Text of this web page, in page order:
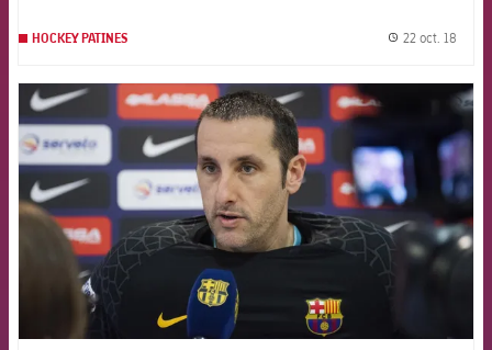
HOCKEY PATINES 22 oct. 18
FCB Barcelona badge